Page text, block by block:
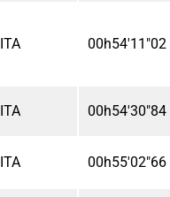
ITA 00h54'11"02
ITA 00h54'30"84
ITA 00h55'02"66